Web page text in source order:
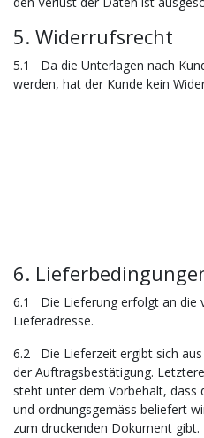
5. Widerrufsrecht
5.1 Da die Unterlagen nach
werden, hat der Kunde kein
6.
6.1 Die Lieferung erfolgt an die
Lieferadresse.
6.2 Die Lieferzeit ergibt sich
der Auftragsbestätigung.
steht unter dem Vorbehalt,
und ordnungsgemäss beliefert
zum druckenden Dokument gibt.